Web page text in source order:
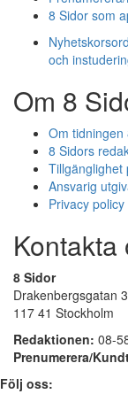
8 Sidor som
och
Om 8
Om tidningen
8 Sidors
Tillgänglighet
Ansvarig
Privacy
Kontakta
8 Sidor
Drakenbergsgatan
117 41 Stockholm
Redaktionen: 08-
Prenumerera/
Följ oss: